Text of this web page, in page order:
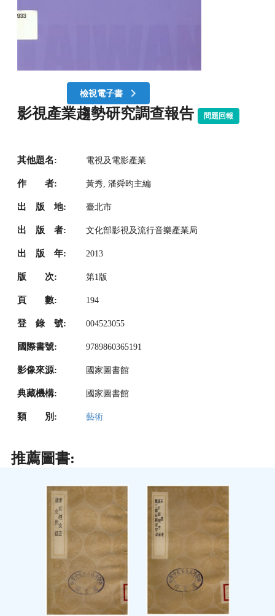
檢視電子書
影視產業趨勢研究調查報告 問題回報
其他題名: 電視及電影產業
作 者: 黃秀, 潘舜昀主編
出 版 地: 臺北市
出 版 者: 文化部影視及流行音樂產業局
出 版 年: 2013
版 次: 第1版
頁 數: 194
登 錄 號: 004523055
國際書號: 9789860365191
影像來源: 國家圖書館
典藏機構: 國家圖書館
類 別: 藝術
推薦圖書: